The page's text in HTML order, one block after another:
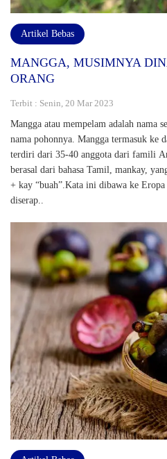
Artikel Bebas
MANGGA, MUSIMNYA
ORANG
Terbit : Senin, 20 Mar 2023
Mangga atau mempelam adalah nama
nama pohonnya. Mangga termasuk ke
terdiri dari 35-40 anggota dari famili
berasal dari bahasa Tamil, mankay,
+ kay “buah”.Kata ini dibawa ke
diserap..